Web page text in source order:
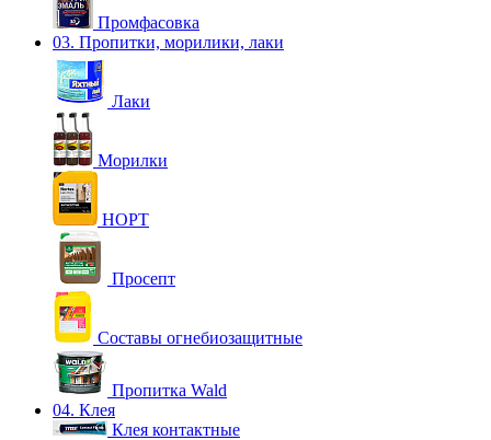
Промфасовка
03. Пропитки, морилики, лаки
Лаки
Морилки
НОРТ
Просепт
Составы огнебиозащитные
Пропитка Wald
04. Клея
Клея контактные